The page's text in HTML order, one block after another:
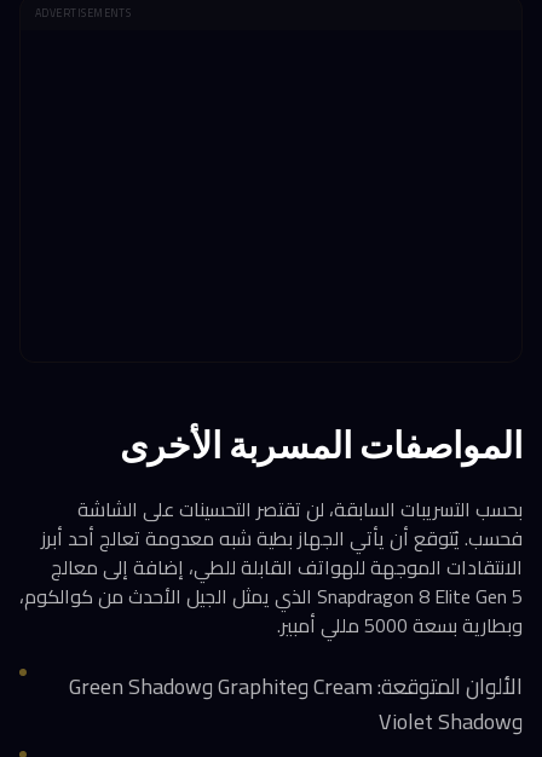
ADVERTISEMENTS
المواصفات المسربة الأخرى
بحسب التسريبات السابقة، لن تقتصر التحسينات على الشاشة
فحسب. يُتوقع أن يأتي الجهاز بطية شبه معدومة تعالج أحد أبرز
الانتقادات الموجهة للهواتف القابلة للطي، إضافة إلى معالج
Snapdragon 8 Elite Gen 5 الذي يمثل الجيل الأحدث من كوالكوم،
وبطارية بسعة 5000 مللي أمبير.
الألوان المتوقعة: Cream وGraphite وGreen Shadow
وViolet Shadow